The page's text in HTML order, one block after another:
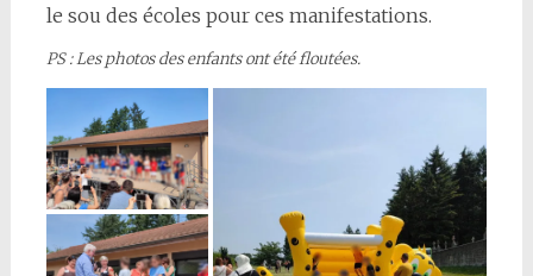
le sou des écoles pour ces manifestations.
PS : Les photos des enfants ont été floutées.